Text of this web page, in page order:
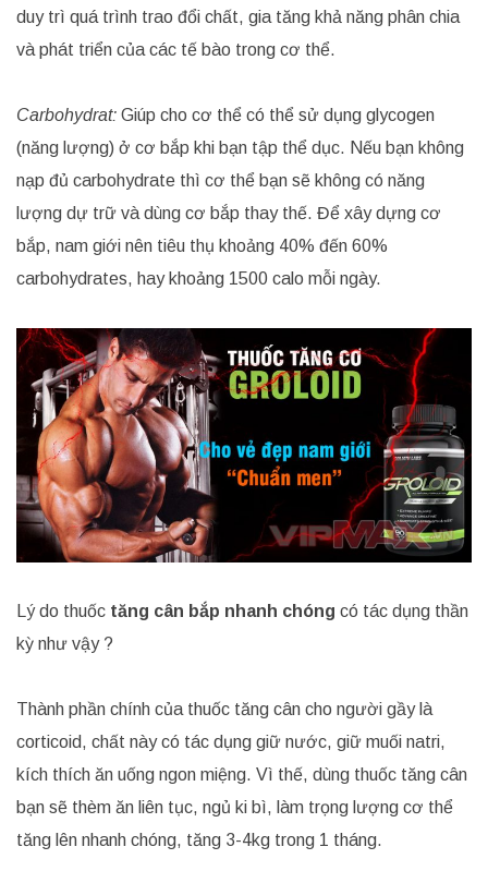
duy trì quá trình trao đổi chất, gia tăng khả năng phân chia
và phát triển của các tế bào trong cơ thể.
Carbohydrat: Giúp cho cơ thể có thể sử dụng glycogen
(năng lượng) ở cơ bắp khi bạn tập thể dục. Nếu bạn không
nạp đủ carbohydrate thì cơ thể bạn sẽ không có năng
lượng dự trữ và dùng cơ bắp thay thế. Để xây dựng cơ
bắp, nam giới nên tiêu thụ khoảng 40% đến 60%
carbohydrates, hay khoảng 1500 calo mỗi ngày.
Lý do thuốc tăng cân bắp nhanh chóng có tác dụng thần
kỳ như vậy ?
Thành phần chính của thuốc tăng cân cho người gầy là
corticoid, chất này có tác dụng giữ nước, giữ muối natri,
kích thích ăn uống ngon miệng. Vì thế, dùng thuốc tăng cân
bạn sẽ thèm ăn liên tục, ngủ ki bì, làm trọng lượng cơ thể
tăng lên nhanh chóng, tăng 3-4kg trong 1 tháng.